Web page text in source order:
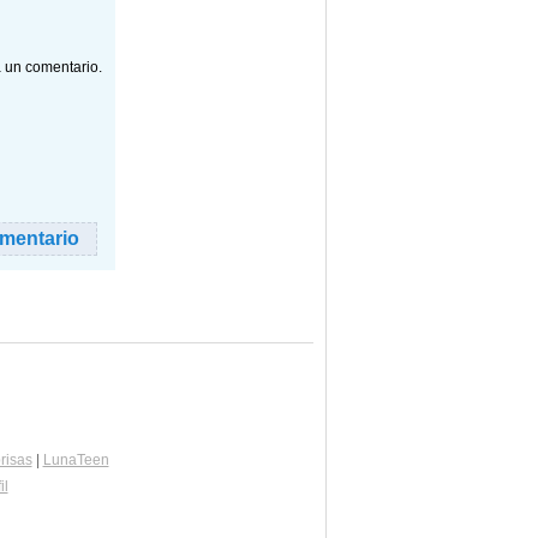
un comentario.
|
LunaTeen